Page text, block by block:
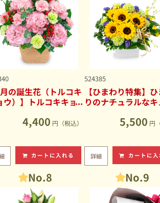
月の誕生花（トルコキ
ウ）】トルコキキョ
4,400 円（税込）
カートに入れる
524385
【ひまわり特集】
りのナチュラルな
5,500 円
詳細 カートに入
No.8 No.9